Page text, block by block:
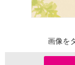
画像を